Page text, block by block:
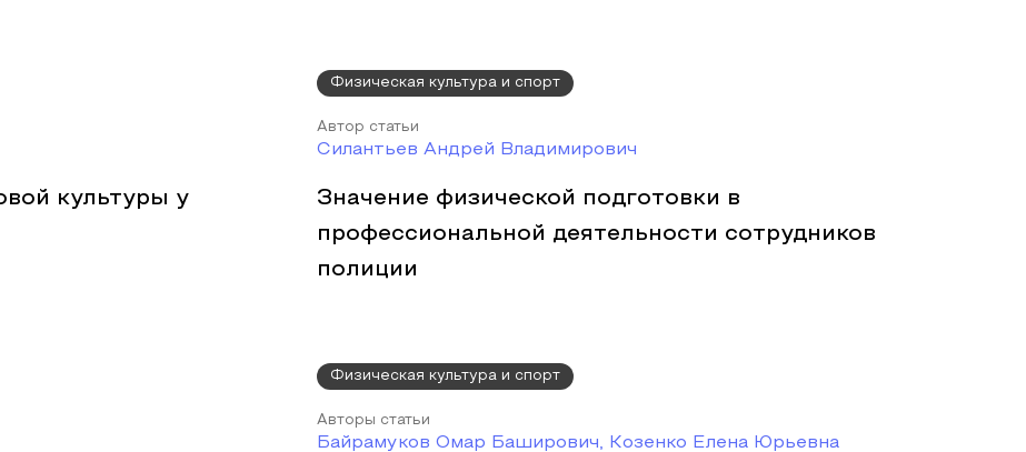
культуры у
Физическая культура и спорт
Автор статьи
Силантьев Андрей Владимирович
Значение физической подготовки в
профессиональной деятельности сотрудников
полиции
Физическая культура и спорт
Авторы статьи
Байрамуков Омар Баширович, Козенко Елена Юрьевна